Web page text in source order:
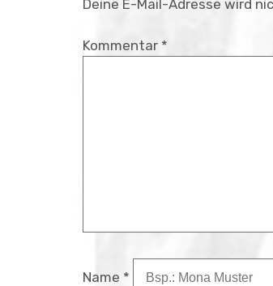
Deine E-Mail-Adresse wird
Kommentar *
Name *